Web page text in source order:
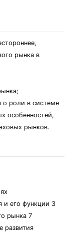
рынка в
роли в системе
особенностей,
рынков.
и его функции 3
рынка 7
развития